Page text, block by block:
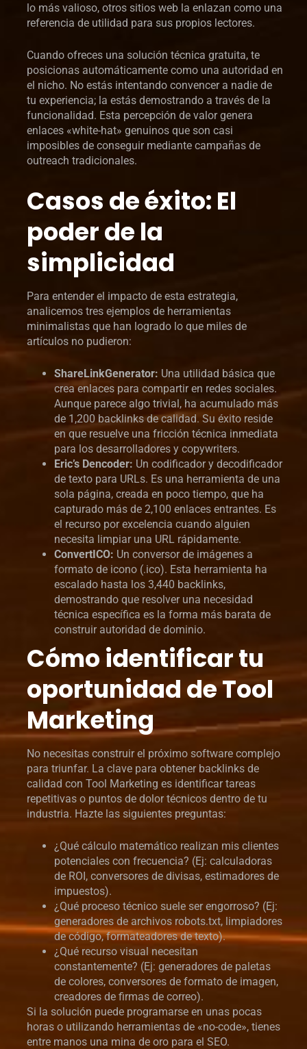
lo más valioso, otros sitios web la enlazan como una
referencia de utilidad para sus propios lectores.
Cuando ofreces una solución técnica gratuita, te
posicionas automáticamente como una autoridad en
el nicho. No estás intentando convencer a nadie de
tu experiencia; la estás demostrando a través de la
funcionalidad. Esta percepción de valor genera
enlaces «white-hat» genuinos que son casi
imposibles de conseguir mediante campañas de
outreach tradicionales.
Casos de éxito: El
poder de la
simplicidad
Para entender el impacto de esta estrategia,
analicemos tres ejemplos de herramientas
minimalistas que han logrado lo que miles de
artículos no pudieron:
ShareLinkGenerator: Una utilidad básica que
crea enlaces para compartir en redes sociales.
Aunque parece algo trivial, ha acumulado más
de 1,200 backlinks de calidad. Su éxito reside
en que resuelve una fricción técnica inmediata
para los desarrolladores y copywriters.
Eric’s Dencoder: Un codificador y decodificador
de texto para URLs. Es una herramienta de una
sola página, creada en poco tiempo, que ha
capturado más de 2,100 enlaces entrantes. Es
el recurso por excelencia cuando alguien
necesita limpiar una URL rápidamente.
ConvertICO: Un conversor de imágenes a
formato de icono (.ico). Esta herramienta ha
escalado hasta los 3,440 backlinks,
demostrando que resolver una necesidad
técnica específica es la forma más barata de
construir autoridad de dominio.
Cómo identificar tu
oportunidad de Tool
Marketing
No necesitas construir el próximo software complejo
para triunfar. La clave para obtener backlinks de
calidad con Tool Marketing es identificar tareas
repetitivas o puntos de dolor técnicos dentro de tu
industria. Hazte las siguientes preguntas:
¿Qué cálculo matemático realizan mis clientes
potenciales con frecuencia? (Ej: calculadoras
de ROI, conversores de divisas, estimadores de
impuestos).
¿Qué proceso técnico suele ser engorroso? (Ej:
generadores de archivos robots.txt, limpiadores
de código, formateadores de texto).
¿Qué recurso visual necesitan
constantemente? (Ej: generadores de paletas
de colores, conversores de formato de imagen,
creadores de firmas de correo).
Si la solución puede programarse en unas pocas
horas o utilizando herramientas de «no-code», tienes
entre manos una mina de oro para el SEO.